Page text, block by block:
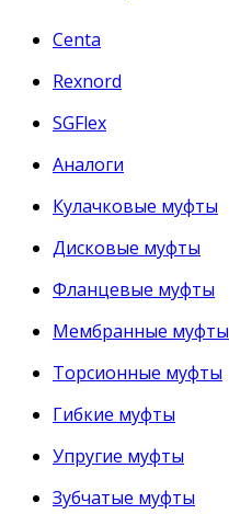
Centa
Rexnord
SGFlex
Аналоги
Кулачковые муфты
Дисковые муфты
Фланцевые муфты
Мембранные муфты
Торсионные муфты
Гибкие муфты
Упругие муфты
Зубчатые муфты